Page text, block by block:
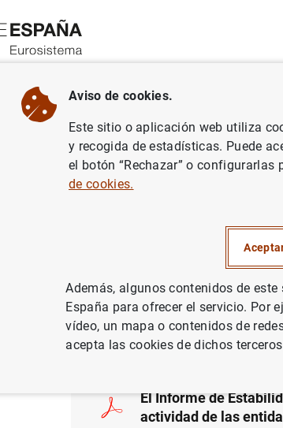
Sobre el Banco Áreas de actuación
Noticias y eventos Noticias del Banco de España
dinamismo de
23/05/2006 BANCO DE ESPAÑA
El Informe de
actividad de las
Aviso de cookies.
Este sitio o aplicación web utiliza
y recogida de estadísticas. Puede
el botón “Rechazar” o
de cookies.
Además, algunos contenidos de
España para ofrecer el servicio. Por
vídeo, un mapa o contenidos de
acepta las cookies de dichos